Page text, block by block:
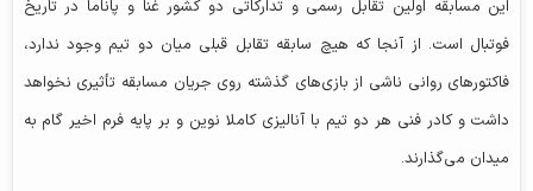
این مسابقه اولین تقابل رسمی و تدارکاتی دو کشور غنا و پاناما در تاریخ
فوتبال است. از آنجا که هیچ سابقه تقابل قبلی میان دو تیم وجود ندارد،
فاکتورهای روانی ناشی از بازی‌های گذشته روی جریان مسابقه تأثیری نخواهد
داشت و کادر فنی هر دو تیم با آنالیزی کاملا نوین و بر پایه فرم اخیر گام به
میدان می‌گذارند.